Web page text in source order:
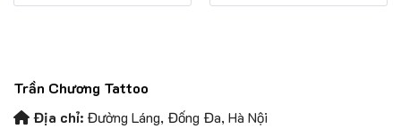
Trần Chương Tattoo
Địa chỉ: Đường Láng, Đống Đa, Hà Nội